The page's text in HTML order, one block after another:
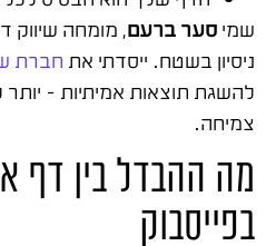
שמיסער ברעם
ניסיון בשטח. ייסדתי את חברת
להשגת תוצאות אמיתיות – יותר
צמיחה.
מה ההבדל בין דף
בפייסבוק